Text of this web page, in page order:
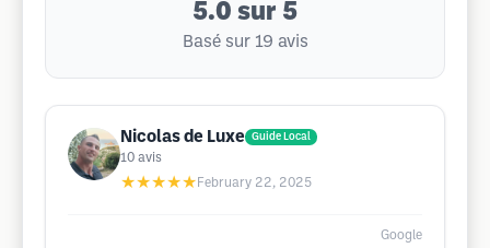
5.0 sur 5
Basé sur 19 avis
Nicolas de Luxe Guide Local
10 avis
★★★★★ February 22, 2025
Google